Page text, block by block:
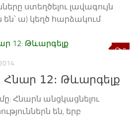
ստեղծելու լավագույն
են՝ ա) կեղծ հարձակում
0
12: Թևարգելք
Հնարն անցկացնելու
են, երբ